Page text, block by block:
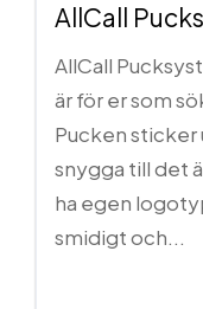
AllCall
AllCall
är för er som
Pucken sticker
snygga till det
ha egen
smidigt och...